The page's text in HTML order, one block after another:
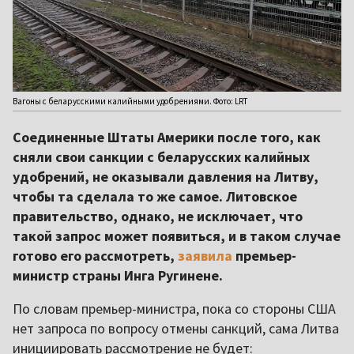
Вагоны с беларусскими калийными удобрениями. Фото: LRT
Соединенные Штаты Америки после того, как
сняли свои санкции с беларусских калийных
удобрений, не оказывали давления на Литву,
чтобы та сделала то же самое. Литовское
правительство, однако, не исключает, что
такой запрос может появиться, и в таком случае
готово его рассмотреть, заявила премьер-
министр страны Инга Ругинене.
По словам премьер-министра, пока со стороны США
нет запроса по вопросу отмены санкций, сама Литва
инициировать рассмотрение не будет: